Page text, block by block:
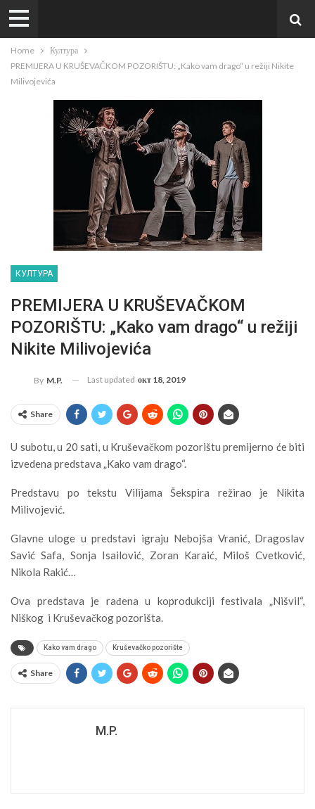
Home
Култура
PREMIJERA U KRUŠEVAČKOM POZORIŠTU: „Kako vam drago“ u režiji Nikite
Milivojevića
КУЛТУРА
PREMIJERA U KRUŠEVAČKOM
POZORIŠTU: „Kako vam drago“ u režiji
Nikite Milivojevića
By M.P. Last updated окт 18, 2019
Share
U subotu, u 20 sati, u Kruševačkom pozorištu premijerno će biti
izvedena predstava „Kako vam drago“.
Predstavu po tekstu Vilijama Šekspira režirao je Nikita
Milivojević.
Glavne uloge u predstavi igraju Nebojša Vranić, Dragoslav
Savić Safa, Sonja Isailović, Zoran Karaić, Miloš Cvetković,
Nikola Rakić…
Ova predstava je rađena u koprodukciji festivala „Nišvil“,
Niškog i Kruševačkog pozorišta.
Kako vam drago Kruševačko pozorište
Share
M.P.